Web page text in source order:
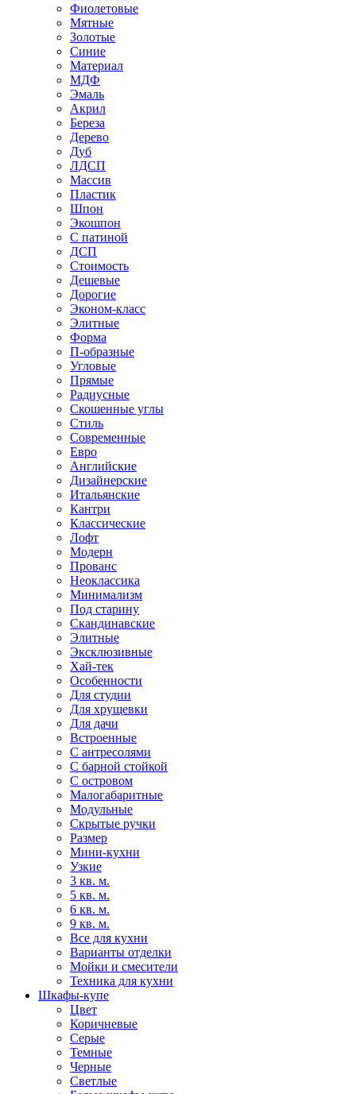
Фиолетовые
Мятные
Золотые
Синие
Материал
МДФ
Эмаль
Акрил
Береза
Дерево
Дуб
ЛДСП
Массив
Пластик
Шпон
Экошпон
С патиной
ДСП
Стоимость
Дешевые
Дорогие
Эконом-класс
Элитные
Форма
П-образные
Угловые
Прямые
Радиусные
Скошенные углы
Стиль
Современные
Евро
Английские
Дизайнерские
Итальянские
Кантри
Классические
Лофт
Модерн
Прованс
Неоклассика
Минимализм
Под старину
Скандинавские
Элитные
Эксклюзивные
Хай-тек
Особенности
Для студии
Для хрущевки
Для дачи
Встроенные
С антресолями
С барной стойкой
С островом
Малогабаритные
Модульные
Скрытые ручки
Размер
Мини-кухни
Узкие
3 кв. м.
5 кв. м.
6 кв. м.
9 кв. м.
Все для кухни
Варианты отделки
Мойки и смесители
Техника для кухни
Шкафы-купе
Цвет
Коричневые
Серые
Темные
Черные
Светлые